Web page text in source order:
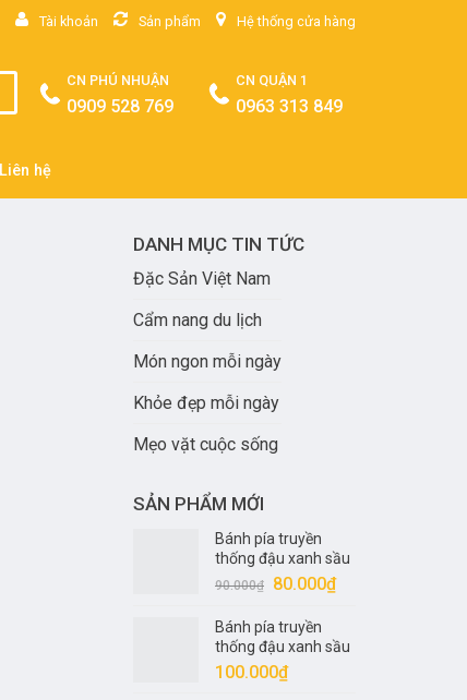
Tài khoản Sản phẩm Hệ thống cửa hàng
CN PHÚ NHUẬN
0909 528 769
CN QUẬN 1
0963 313 849
Liên hệ
DANH MỤC TIN TỨC
Đặc Sản Việt Nam
Cẩm nang du lịch
Món ngon mỗi ngày
Khỏe đẹp mỗi ngày
Mẹo vặt cuộc sống
SẢN PHẨM MỚI
Bánh pía truyền
thống đậu xanh sầu
riêng nửa trứng 1
sao Tân Huê Viên
320gr
90.000₫
Giá
là:
90.000₫.
80.000₫Giá
là:
Bánh pía truyền
thống đậu xanh sầu
riêng 1 trứng 2 sao
Tân Huê Viên 400gr
100.000₫